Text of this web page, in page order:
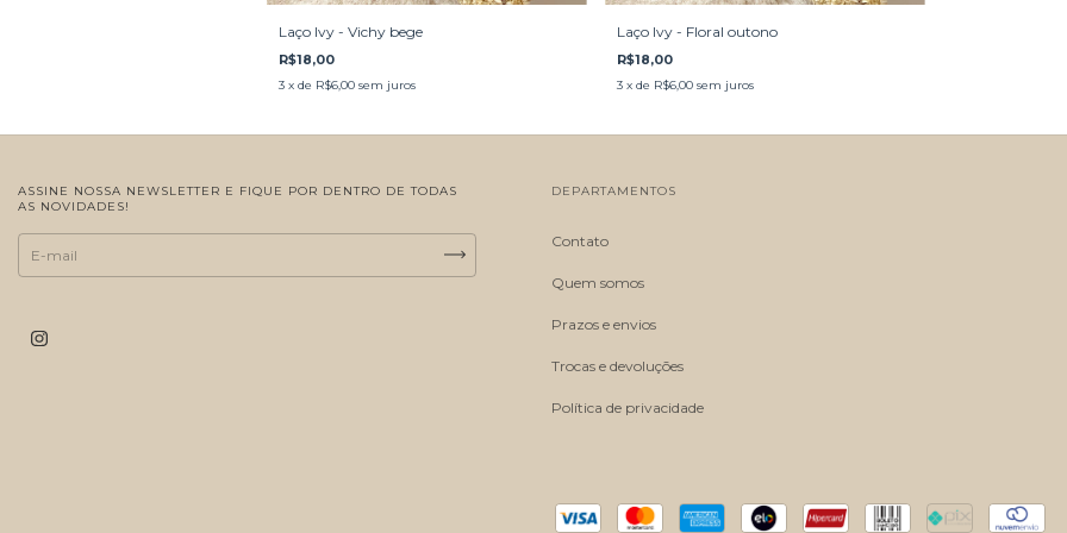
Laço Ivy - Vichy bege
R$18,00
3 x de R$6,00 sem juros
Laço Ivy - Floral outono
R$18,00
3 x de R$6,00 sem juros
ASSINE NOSSA NEWSLETTER E FIQUE POR DENTRO DE TODAS
AS NOVIDADES!
DEPARTAMENTOS
Contato
Quem somos
Prazos e envios
Trocas e devoluções
Política de privacidade